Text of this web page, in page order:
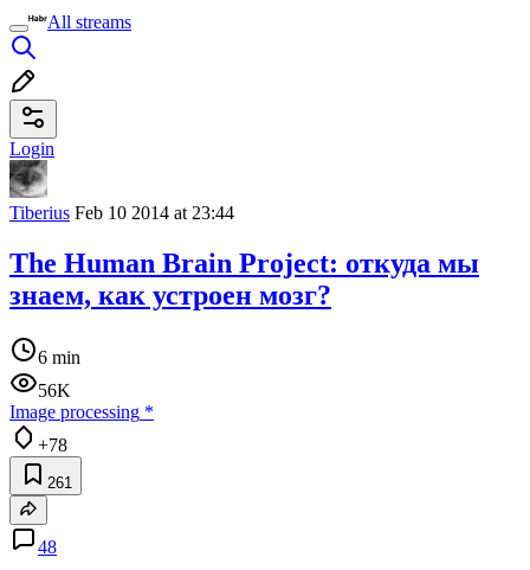
All streams
Login
Tiberius Feb 10 2014 at 23:44
The Human Brain Project: откуда мы
знаем, как устроен мозг?
6 min
56K
Image processing *
+78
261
48